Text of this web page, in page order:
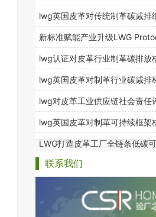
lwg英国皮革对传统制革碳减排
●
新标准赋能产业升级LWG
业全链条低碳转型
●
lwg认证对皮革行业制革碳排放
●
lwg英国皮革对制革行业碳减排
●
lwg对皮革工业供应链社会责任
●
lwg英国皮革对制革可持续框架
●
LWG打造皮革工厂全链条低碳
联系我们